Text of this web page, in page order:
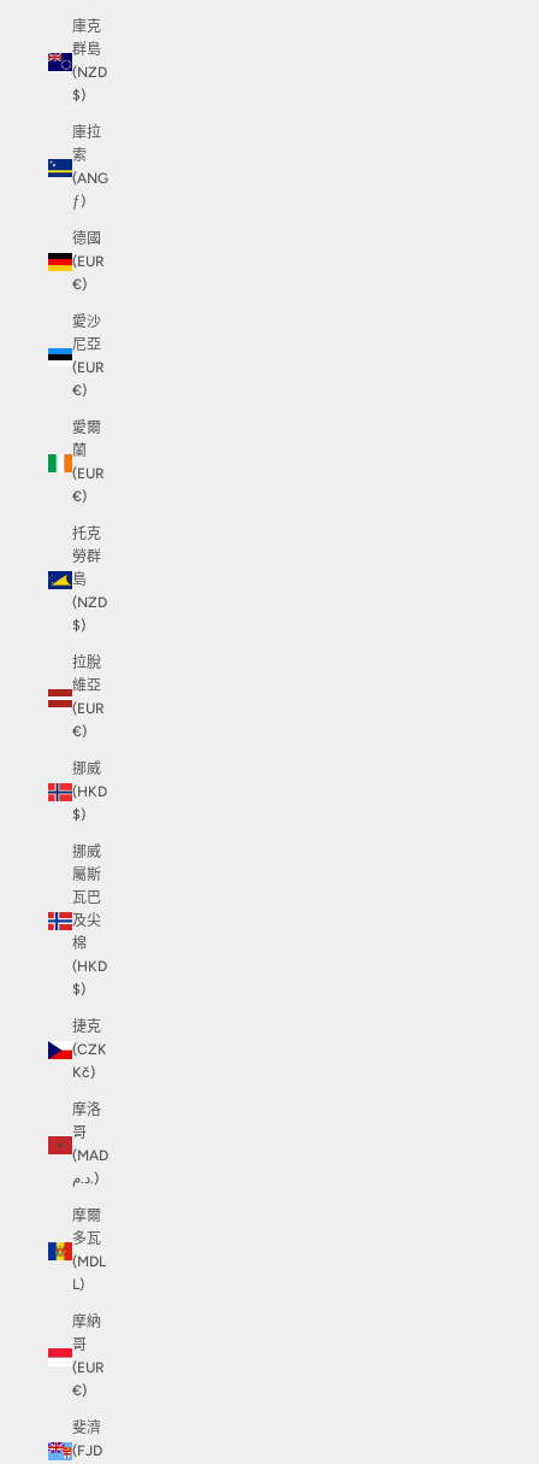
庫克
群島
(NZD
$)
庫拉
索
(ANG
ƒ)
德國
(EUR
€)
愛沙
尼亞
(EUR
€)
愛爾
蘭
(EUR
€)
托克
勞群
島
(NZD
$)
拉脫
維亞
(EUR
€)
挪威
(HKD
$)
挪威
屬斯
瓦巴
及尖
棉
(HKD
$)
捷克
(CZK
Kč)
摩洛
哥
(MAD
د.م.)
摩爾
多瓦
(MDL
L)
摩納
哥
(EUR
€)
斐濟
(FJD